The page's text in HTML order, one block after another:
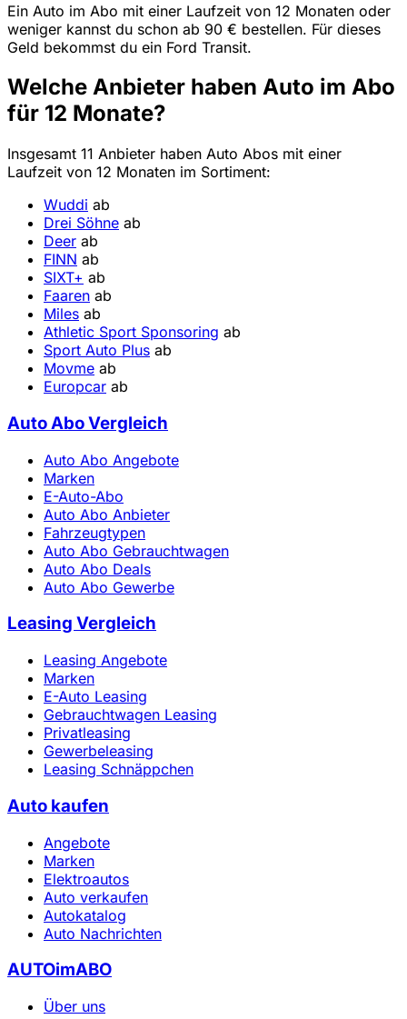
Ein Auto im Abo mit einer Laufzeit von 12 Monaten oder
weniger kannst du schon ab 90 € bestellen. Für dieses
Geld bekommst du ein Ford Transit.
Welche Anbieter haben Auto im Abo
für 12 Monate?
Insgesamt 11 Anbieter haben Auto Abos mit einer
Laufzeit von 12 Monaten im Sortiment:
Wuddi ab
Drei Söhne ab
Deer ab
FINN ab
SIXT+ ab
Faaren ab
Miles ab
Athletic Sport Sponsoring ab
Sport Auto Plus ab
Movme ab
Europcar ab
Auto Abo Vergleich
Auto Abo Angebote
Marken
E-Auto-Abo
Auto Abo Anbieter
Fahrzeugtypen
Auto Abo Gebrauchtwagen
Auto Abo Deals
Auto Abo Gewerbe
Leasing Vergleich
Leasing Angebote
Marken
E-Auto Leasing
Gebrauchtwagen Leasing
Privatleasing
Gewerbeleasing
Leasing Schnäppchen
Auto kaufen
Angebote
Marken
Elektroautos
Auto verkaufen
Autokatalog
Auto Nachrichten
AUTOimABO
Über uns